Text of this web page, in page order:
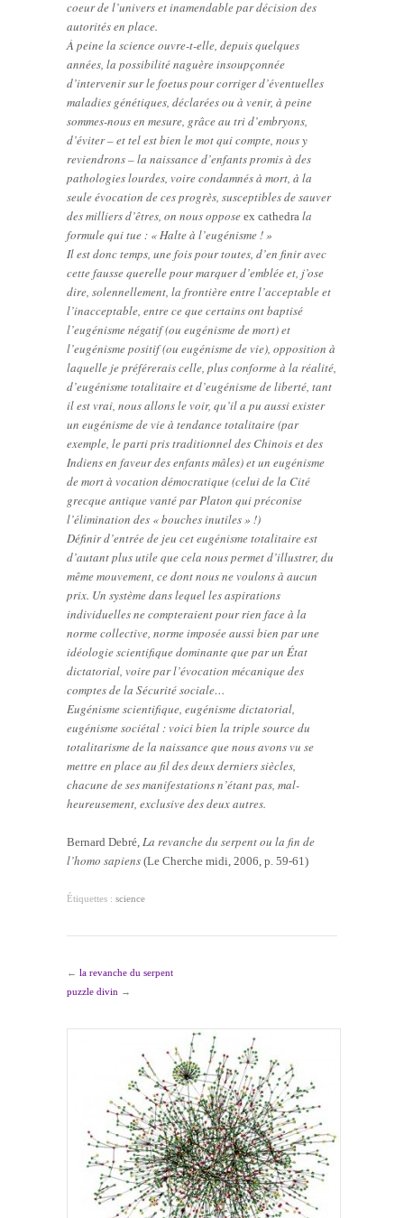
coeur de l’univers et inamendable par décision des
autorités en place.
À peine la science ouvre-t-elle, depuis quelques
années, la possibilité naguère insoupçonnée
d’intervenir sur le foetus pour corriger d’éventuelles
maladies génétiques, déclarées ou à venir, à peine
sommes-nous en mesure, grâce au tri d’embryons,
d’éviter – et tel est bien le mot qui compte, nous y
reviendrons – la naissance d’enfants promis à des
pathologies lourdes, voire condamnés à mort, à la
seule évocation de ces progrès, susceptibles de sauver
des milliers d’êtres, on nous oppose ex cathedra la
formule qui tue : « Halte à l’eugénisme ! »
Il est donc temps, une fois pour toutes, d’en finir avec
cette fausse querelle pour marquer d’emblée et, j’ose
dire, solennellement, la frontière entre l’acceptable et
l’inacceptable, entre ce que certains ont baptisé
l’eugénisme négatif (ou eugénisme de mort) et
l’eugénisme positif (ou eugénisme de vie), opposition à
laquelle je préférerais celle, plus conforme à la réalité,
d’eugénisme totalitaire et d’eugénisme de liberté, tant
il est vrai, nous allons le voir, qu’il a pu aussi exister
un eugénisme de vie à tendance totalitaire (par
exemple, le parti pris traditionnel des Chinois et des
Indiens en faveur des enfants mâles) et un eugénisme
de mort à vocation démocratique (celui de la Cité
grecque antique vanté par Platon qui préconise
l’élimination des « bouches inutiles » !)
Définir d’entrée de jeu cet eugénisme totalitaire est
d’autant plus utile que cela nous permet d’illustrer, du
même mouvement, ce dont nous ne voulons à aucun
prix. Un système dans lequel les aspirations
individuelles ne compteraient pour rien face à la
norme collective, norme imposée aussi bien par une
idéologie scientifique dominante que par un État
dictatorial, voire par l’évocation mécanique des
comptes de la Sécurité sociale…
Eugénisme scientifique, eugénisme dictatorial,
eugénisme sociétal : voici bien la triple source du
totalitarisme de la naissance que nous avons vu se
mettre en place au fil des deux derniers siècles,
chacune de ses manifestations n’étant pas, mal-
heureusement, exclusive des deux autres.
Bernard Debré, La revanche du serpent ou la fin de
l’homo sapiens (Le Cherche midi, 2006, p. 59-61)
Étiquettes : science
← la revanche du serpent
puzzle divin →